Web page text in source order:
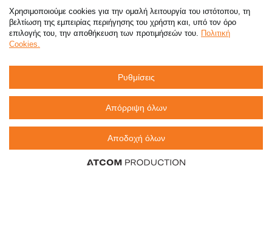
eMarket
(μόνο από σταθερό, χωρίς χρέωση)
214 100 9999 (αστική χρέωση)
Χρησιμοποιούμε cookies για την ομαλή λειτουργία του ιστότοπου, τη
βελτίωση της εμπειρίας περιήγησης του χρήστη και, υπό τον όρο
επιλογής του, την αποθήκευση των προτιμήσεών του. Πολιτική
Cookies.
Ρυθμίσεις
Απόρριψη όλων
Αποδοχή όλων